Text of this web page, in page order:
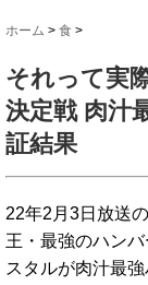
ホーム > 食 >
それって実
決定戦 肉汁
証結果
22年2月3日放送
王・最強のハン
スタルが肉汁最